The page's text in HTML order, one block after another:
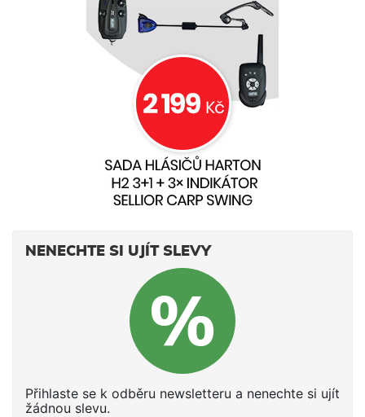
NENECHTE SI UJÍT SLEVY
Přihlaste se k odběru newsletteru a nenechte si ujít
žádnou slevu.